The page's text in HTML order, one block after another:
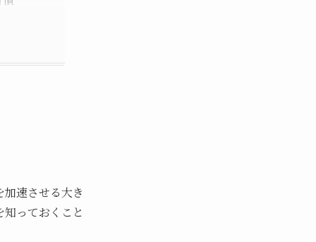
速させる大き
っておくこと